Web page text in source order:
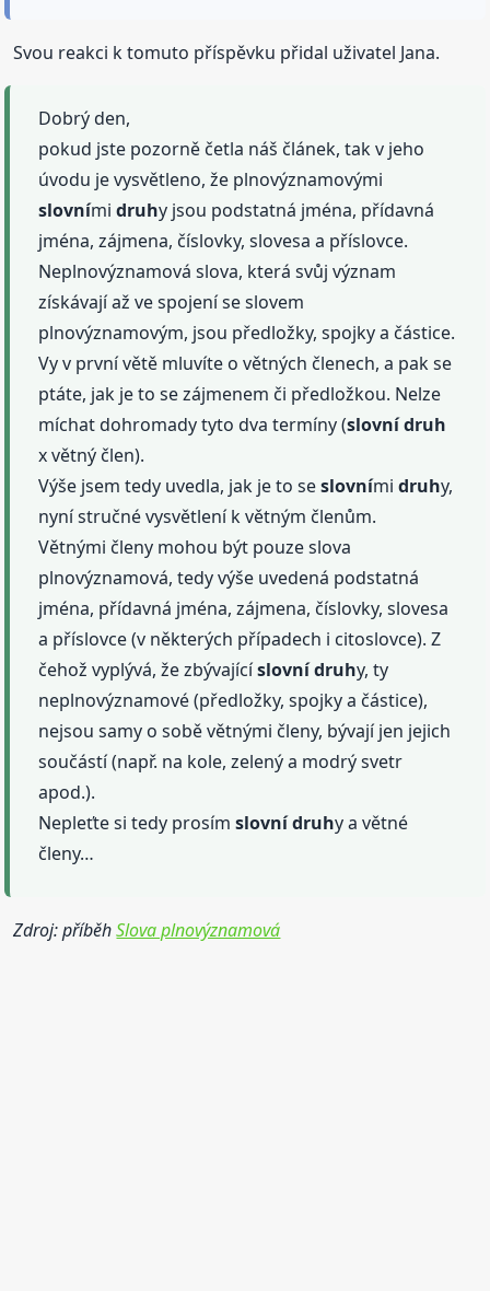
Svou reakci k tomuto příspěvku přidal uživatel Jana.
Dobrý den,
pokud jste pozorně četla náš článek, tak v jeho
úvodu je vysvětleno, že plnovýznamovými
slovnímidruhy jsou podstatná jména, přídavná
jména, zájmena, číslovky, slovesa a příslovce.
Neplnovýznamová slova, která svůj význam
získávají až ve spojení se slovem
plnovýznamovým, jsou předložky, spojky a částice.
Vy v první větě mluvíte o větných členech, a pak se
ptáte, jak je to se zájmenem či předložkou. Nelze
míchat dohromady tyto dva termíny (slovnídruh
x větný člen).
Výše jsem tedy uvedla, jak je to seslovnímidruhy,
nyní stručné vysvětlení k větným členům.
Větnými členy mohou být pouze slova
plnovýznamová, tedy výše uvedená podstatná
jména, přídavná jména, zájmena, číslovky, slovesa
a příslovce (v některých případech i citoslovce). Z
čehož vyplývá, že zbývajícíslovnídruhy, ty
neplnovýznamové (předložky, spojky a částice),
nejsou samy o sobě větnými členy, bývají jen jejich
součástí (např. na kole, zelený a modrý svetr
apod.).
Nepleťte si tedy prosímslovnídruhy a větné
členy…
Zdroj: příběhSlova plnovýznamová